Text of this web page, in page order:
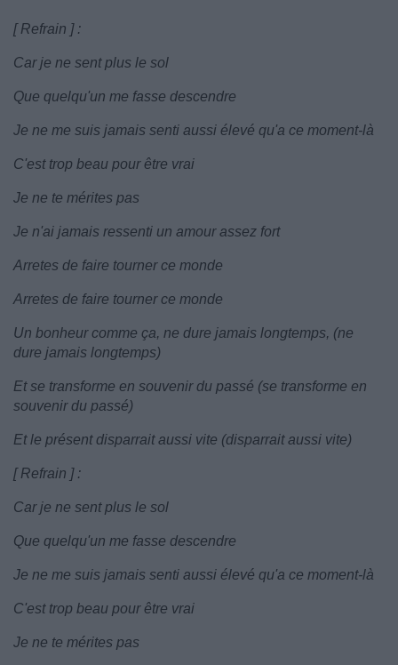
[ Refrain ] :
Car je ne sent plus le sol
Que quelqu'un me fasse descendre
Je ne me suis jamais senti aussi élevé qu'a ce moment-là
C'est trop beau pour être vrai
Je ne te mérites pas
Je n'ai jamais ressenti un amour assez fort
Arretes de faire tourner ce monde
Arretes de faire tourner ce monde
Un bonheur comme ça, ne dure jamais longtemps, (ne
dure jamais longtemps)
Et se transforme en souvenir du passé (se transforme en
souvenir du passé)
Et le présent disparrait aussi vite (disparrait aussi vite)
[ Refrain ] :
Car je ne sent plus le sol
Que quelqu'un me fasse descendre
Je ne me suis jamais senti aussi élevé qu'a ce moment-là
C'est trop beau pour être vrai
Je ne te mérites pas